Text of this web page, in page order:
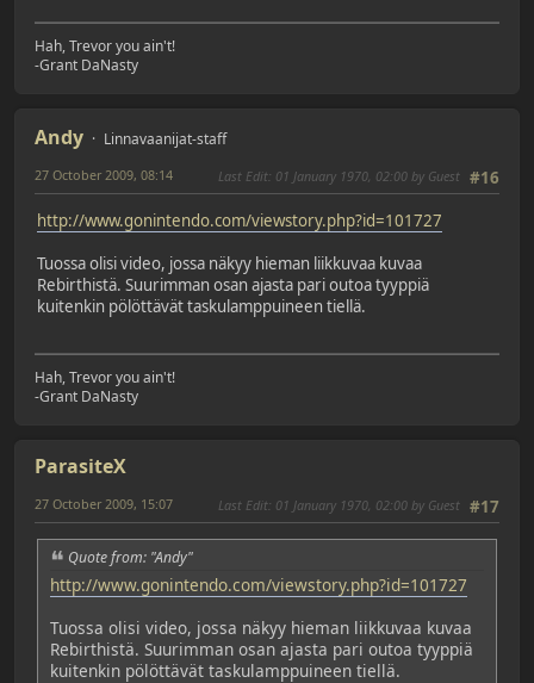
Hah, Trevor you ain't!
-Grant DaNasty
Andy Linnavaanijat-staff
#16
27 October 2009, 08:14 Last Edit: 01 January 1970, 02:00 by Guest
http://www.gonintendo.com/viewstory.php?id=101727
Tuossa olisi video, jossa näkyy hieman liikkuvaa kuvaa
Rebirthistä. Suurimman osan ajasta pari outoa tyyppiä
kuitenkin pölöttävät taskulamppuineen tiellä.
Hah, Trevor you ain't!
-Grant DaNasty
ParasiteX
#17
27 October 2009, 15:07 Last Edit: 01 January 1970, 02:00 by Guest
Quote from: "Andy"
http://www.gonintendo.com/viewstory.php?id=101727
Tuossa olisi video, jossa näkyy hieman liikkuvaa kuvaa
Rebirthistä. Suurimman osan ajasta pari outoa tyyppiä
kuitenkin pölöttävät taskulamppuineen tiellä.